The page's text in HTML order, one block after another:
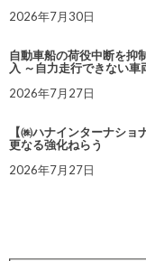
2026年7月30日
自動車船の荷役中断を抑
入 ～自力走行できない
2026年7月27日
【㈱ハナインターナシ
更なる強化ねらう
2026年7月27日